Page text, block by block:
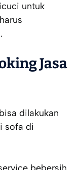
untuk
Jasa
dilakukan
sofa di